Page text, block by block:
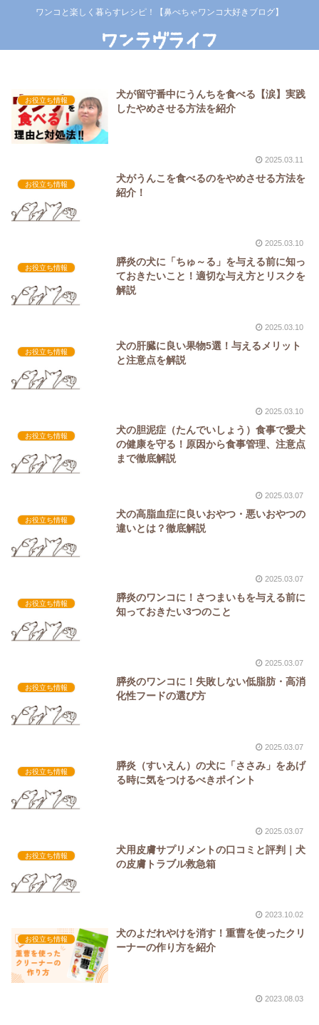
ワンコと楽しく暮らすレシピ！【鼻ぺちゃワンコ大好きブログ】
お役立ち情報
犬が留守番中にうんちを食べる【涙】実践
したやめさせる方法を紹介
2025.03.11
お役立ち情報
犬がうんこを食べるのをやめさせる方法を
紹介！
2025.03.10
お役立ち情報
膵炎の犬に「ちゅ～る」を与える前に知っ
ておきたいこと！適切な与え方とリスクを
解説
2025.03.10
お役立ち情報
犬の肝臓に良い果物5選！与えるメリット
と注意点を解説
2025.03.10
お役立ち情報
犬の胆泥症（たんでいしょう）食事で愛犬
の健康を守る！原因から食事管理、注意点
まで徹底解説
2025.03.07
お役立ち情報
犬の高脂血症に良いおやつ・悪いおやつの
違いとは？徹底解説
2025.03.07
お役立ち情報
膵炎のワンコに！さつまいもを与える前に
知っておきたい3つのこと
2025.03.07
お役立ち情報
膵炎のワンコに！失敗しない低脂肪・高消
化性フードの選び方
2025.03.07
お役立ち情報
膵炎（すいえん）の犬に「ささみ」をあげ
る時に気をつけるべきポイント
2025.03.07
お役立ち情報
犬用皮膚サプリメントの口コミと評判｜犬
の皮膚トラブル救急箱
2023.10.02
お役立ち情報
犬のよだれやけを消す！重曹を使ったクリ
ーナーの作り方を紹介
2023.08.03